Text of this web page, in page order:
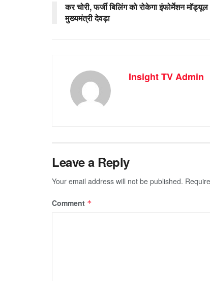
कर चोरी, फर्जी बिलिंग को रोकेगा इंफोर्मेशन
मुख्यमंत्री देवड़ा
Insight TV Admin
Leave a Reply
Your email address will not be published.
Comment *